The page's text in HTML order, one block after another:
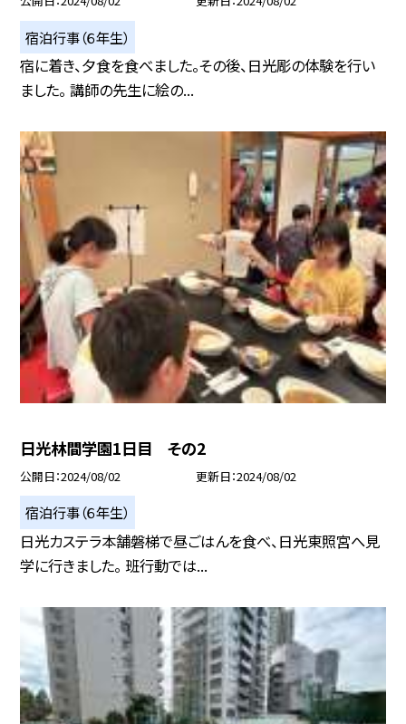
宿泊行事（６年生）
宿に着き、夕食を食べました。その後、日光彫の体験を行い
ました。 講師の先生に絵の...
日光林間学園1日目 その2
公開日 2024/08/02 更新日 2024/08/02
宿泊行事（６年生）
日光カステラ本舗磐梯で昼ごはんを食べ、日光東照宮へ見
学に行きました。 班行動では...